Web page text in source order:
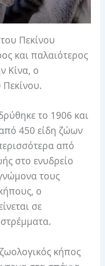
Πεκίνου
και παλαιότερος
Κίνα, ο
το 1906 και
450 είδη ζώων
από
στο ενυδρείο
τους
ο
σε
κήπος